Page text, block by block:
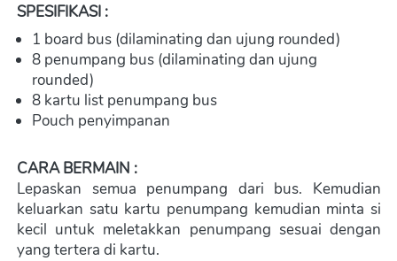
SPESIFIKASI :
1 board bus (dilaminating dan ujung rounded)
8 penumpang bus (dilaminating dan ujung
rounded)
8 kartu list penumpang bus
Pouch penyimpanan
CARA BERMAIN :
Lepaskan semua penumpang dari bus. Kemudian
keluarkan satu kartu penumpang kemudian minta si
kecil untuk meletakkan penumpang sesuai dengan
yang tertera di kartu.